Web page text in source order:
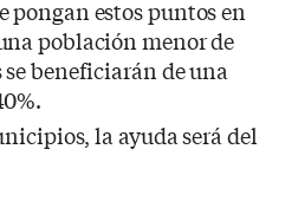
pongan estos puntos en
población menor de
beneficiarán de una
la ayuda será del